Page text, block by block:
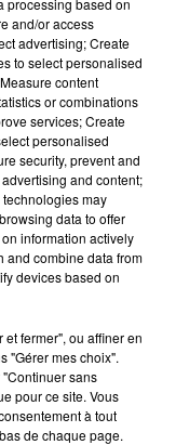
de
P!NK
Irrelevant
processing based on
and/or access
advertising; Create
to select personalised
content
or combinations
services; Create
personalised
security, prevent and
and content;
may
data to offer
information actively
and combine data from
devices based on
fermer", ou affiner en
"Gérer mes choix".
sans
pour ce site. Vous
à tout
de chaque page.